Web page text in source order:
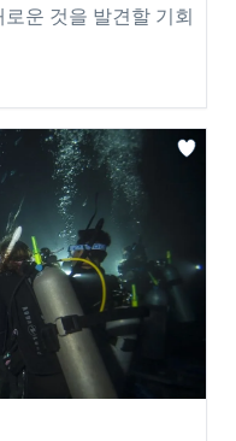
운 것을 발견할 기회